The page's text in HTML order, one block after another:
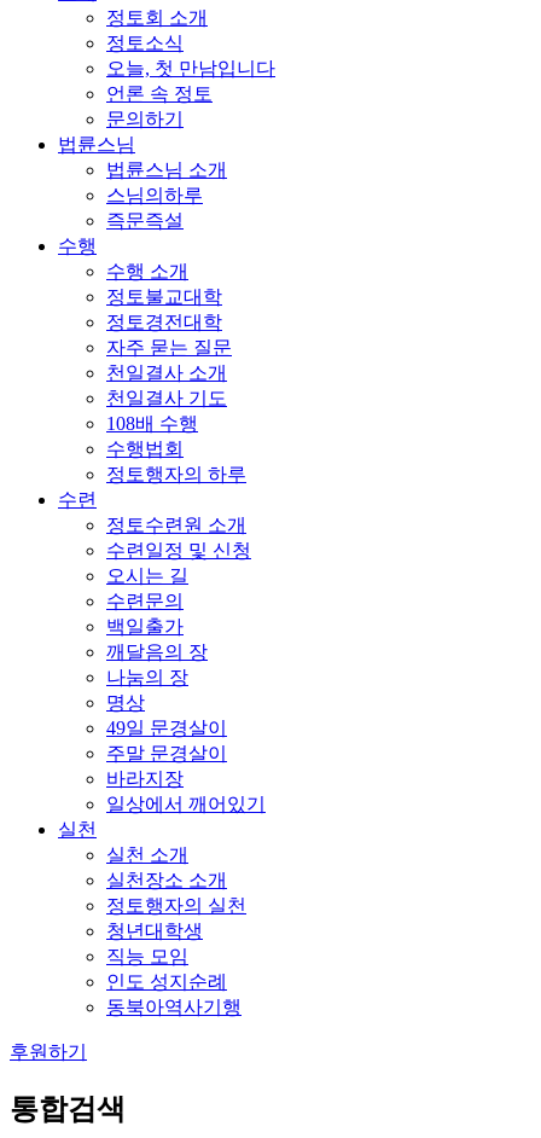
정토회 소개
정토소식
오늘, 첫 만남입니다
언론 속 정토
문의하기
법륜스님
법륜스님 소개
스님의하루
즉문즉설
수행
수행 소개
정토불교대학
정토경전대학
자주 묻는 질문
천일결사 소개
천일결사 기도
108배 수행
수행법회
정토행자의 하루
수련
정토수련원 소개
수련일정 및 신청
오시는 길
수련문의
백일출가
깨달음의 장
나눔의 장
명상
49일 문경살이
주말 문경살이
바라지장
일상에서 깨어있기
실천
실천 소개
실천장소 소개
정토행자의 실천
청년대학생
직능 모임
인도 성지순례
동북아역사기행
후원하기
통합검색